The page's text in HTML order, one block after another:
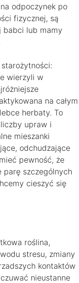
odpoczynek po
fizycznej, są
babci lub mamy
wierzyli w
na całym
herbaty. To
upraw i
mieszanki
odchudzające
pewność, że
szczególnych
cieszyć się
roślina,
stresu, zmiany
kontaktów
nieustanne